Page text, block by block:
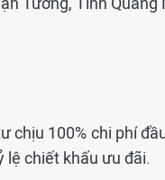
chịu 100% chi phí
lệ chiết khấu ưu đãi.